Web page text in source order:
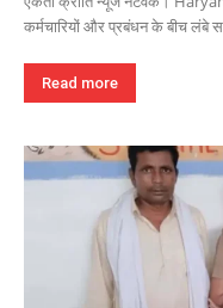
कर्मचारियों और प्रबंधन के बीच लंबे
Read more